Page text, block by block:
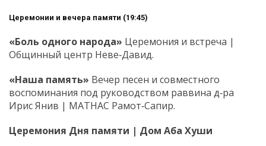
Церемонии и вечера памяти (19:45)
«Боль одного народа» Церемония и встреча |
Общинный центр Неве‑Давид.
«Наша память» Вечер песен и совместного
воспоминания под руководством раввина д‑ра
Ирис Янив | МАТНАС Рамот‑Сапир.
Церемония Дня памяти | Дом Аба Хуши